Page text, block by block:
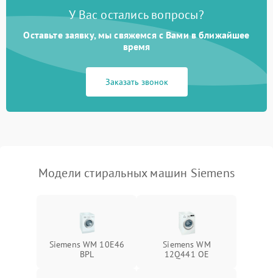
У Вас остались вопросы?
Оставьте заявку, мы свяжемся с Вами в ближайшее
время
Заказать звонок
Модели стиральных машин Siemens
Siemens WM 10E46
BPL
Siemens WM
12Q441 OE